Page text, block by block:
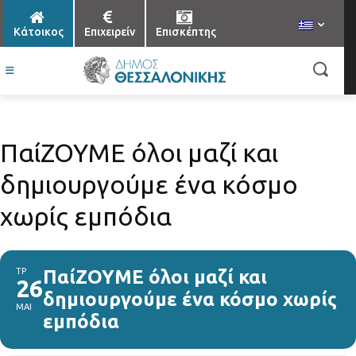
Κάτοικος Επιχειρείν Επισκέπτης
ΠαίΖΟΥΜΕ όλοι μαζί και
δημιουργούμε ένα κόσμο
χωρίς εμπόδια
ΤΡ
26
ΜΑΙ
ΠαίΖΟΥΜΕ όλοι μαζί και
δημιουργούμε ένα κόσμο χωρίς
εμπόδια